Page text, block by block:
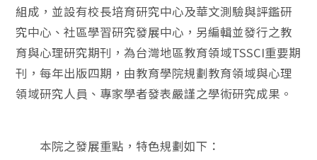
組成，並設有校長培育研究中心及華文測驗與評鑑研
究中心、社區學習研究發展中心，另編輯並發行之教
育與心理研究期刊，為台灣地區教育領域TSSCI重要期
刊，每年出版四期，由教育學院規劃教育領域與心理
領域研究人員、專家學者發表嚴謹之學術研究成果。
本院之發展重點，特色規劃如下：